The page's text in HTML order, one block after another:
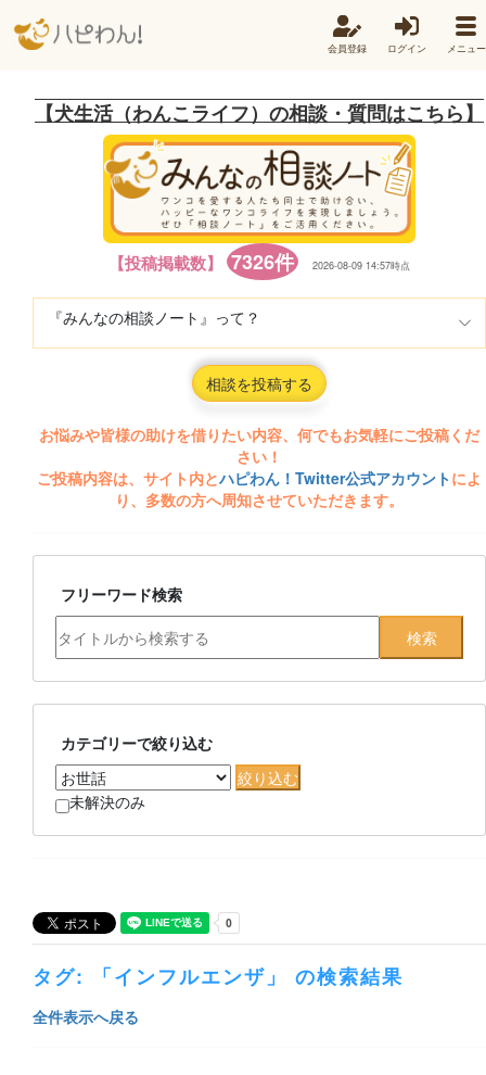
会員登録 ログイン メニュー
【犬生活（わんこライフ）の相談・質問はこちら】
【投稿掲載数】 7326件 2026-08-09 14:57時点
『みんなの相談ノート』って？
相談を投稿する
お悩みや皆様の助けを借りたい内容、何でもお気軽にご投稿くだ
さい！
ご投稿内容は、サイト内とハピわん！Twitter公式アカウントによ
り、多数の方へ周知させていただきます。
フリーワード検索
カテゴリーで絞り込む
未解決のみ
タグ: 「インフルエンザ」 の検索結果
全件表示へ戻る